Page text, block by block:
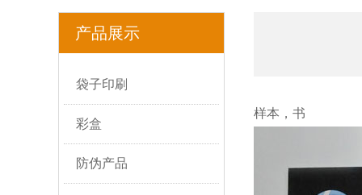
产品展示
袋子印刷
彩盒
防伪产品
样本，书